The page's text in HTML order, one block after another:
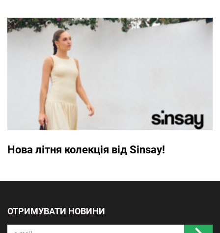
Нова літня колекція від Sinsay!
ОТРИМУВАТИ НОВИНИ